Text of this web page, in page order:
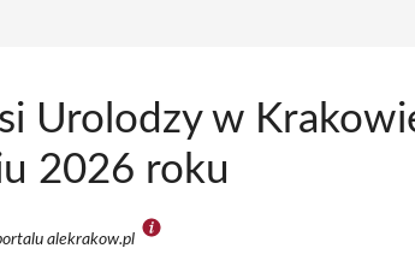
Urolodzy w
2026 roku
alekrakow.pl